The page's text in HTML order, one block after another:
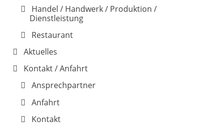
Handel / Handwerk / Produktion /
Dienstleistung
Restaurant
Aktuelles
Kontakt / Anfahrt
Ansprechpartner
Anfahrt
Kontakt